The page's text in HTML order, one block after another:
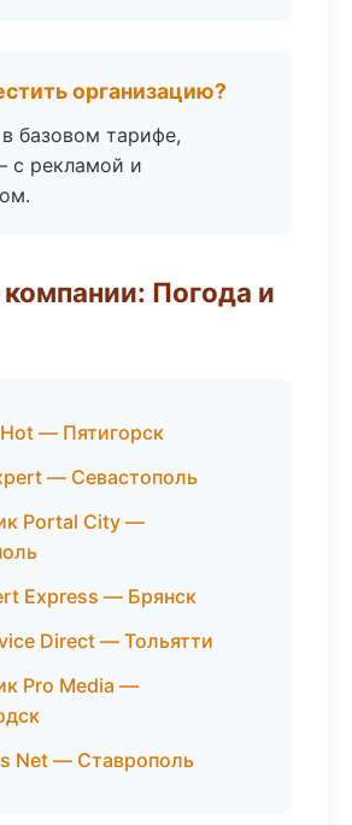
организацию?
базовом тарифе,
с рекламой и
Погода и
— Пятигорск
— Севастополь
Portal City —
Express — Брянск
Direct — Тольятти
Pro Media —
Net — Ставрополь